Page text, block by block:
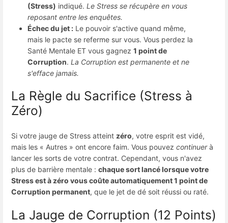
(Stress) indiqué. Le Stress se récupère en vous
reposant entre les enquêtes.
Échec du jet : Le pouvoir s'active quand même,
mais le pacte se referme sur vous. Vous perdez la
Santé Mentale ET vous gagnez 1 point de
Corruption. La Corruption est permanente et ne
s'efface jamais.
La Règle du Sacrifice (Stress à
Zéro)
Si votre jauge de Stress atteint zéro, votre esprit est vidé,
mais les « Autres » ont encore faim. Vous pouvez continuerà
lancer les sorts de votre contrat. Cependant, vous n'avez
plus de barrière mentale : chaque sort lancé lorsque votre
Stress est à zéro vous coûte automatiquement 1 point de
Corruption permanent, que le jet de dé soit réussi ou raté.
La Jauge de Corruption (12 Points)